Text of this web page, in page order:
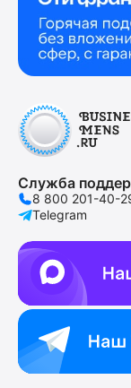
Служба
8 800 201-40-
Telegram